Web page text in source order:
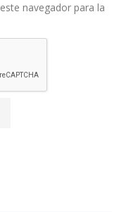
navegador para la